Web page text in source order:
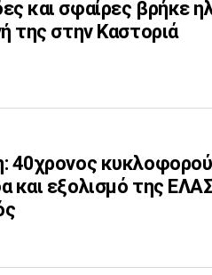
και σφαίρες βρήκε
της στην Καστοριά
40χρονος
και εξολισμό της